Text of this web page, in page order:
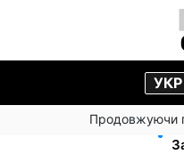
УКР
Продовжуючи